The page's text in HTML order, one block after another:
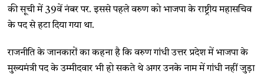
की सूची में 39वें नंबर पर. इससे पहले वरुण को भाजपा के राष्ट्रीय महासचिव
के पद से हटा दिया गया था.
राजनीति के जानकारों का कहना है कि वरुण गांधी उत्तर प्रदेश में भाजपा के
मुख्यमंत्री पद के उम्मीदवार भी हो सकते थे अगर उनके नाम में गांधी नहीं जुड़ा